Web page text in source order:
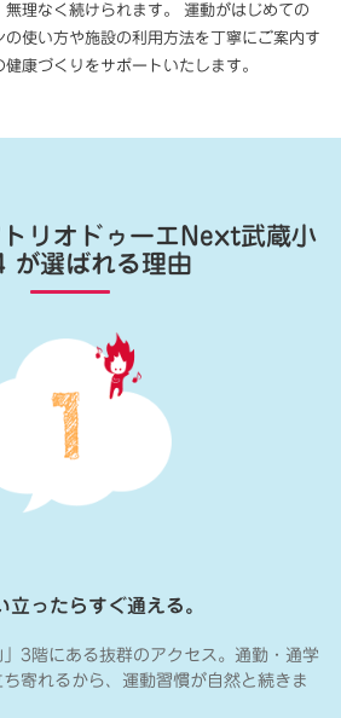
理なく続けられます。 運動がはじめての
使い方や施設の利用方法を丁寧にご案内す
康づくりをサポートいたします。
リオドゥーエNext武蔵小
が選ばれる理由
ったらすぐ通える。
3階にある抜群のアクセス。通勤・通学
寄れるから、運動習慣が自然と続きま